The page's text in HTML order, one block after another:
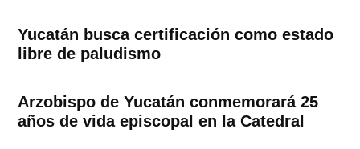
Yucatán busca certificación como estado
libre de paludismo
Arzobispo de Yucatán conmemorará 25
años de vida episcopal en la Catedral